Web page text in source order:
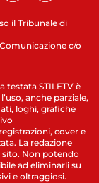
il Tribunale di
c/o
testata STILETV è
anche parziale,
loghi, grafiche
cover e
La redazione
Non potendo
ad eliminarli su
e oltraggiosi.